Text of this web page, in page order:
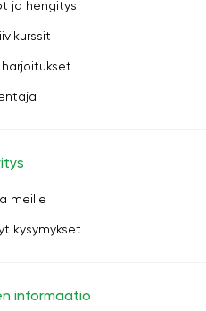
ja hengitys
meille
kysymykset
informaatio